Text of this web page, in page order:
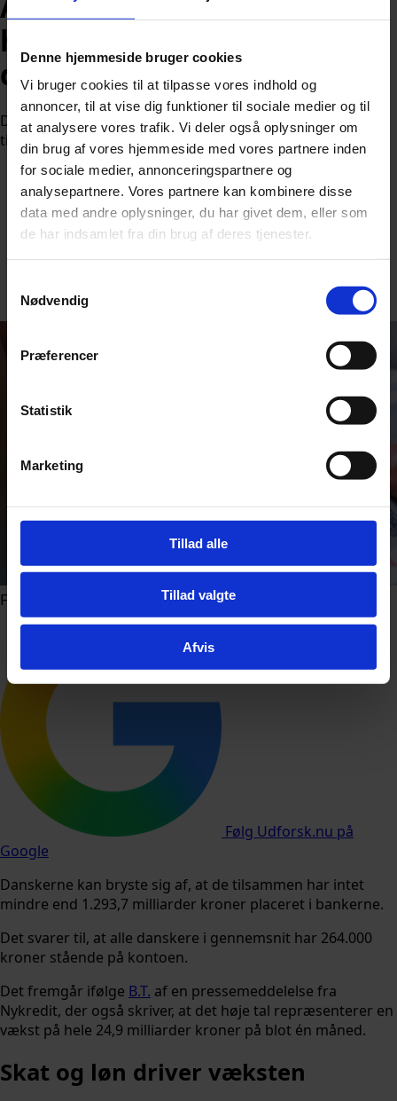
Denne hjemmeside bruger cookies
Vi bruger cookies til at tilpasse vores indhold og
annoncer, til at vise dig funktioner til sociale medier og til
at analysere vores trafik. Vi deler også oplysninger om
din brug af vores hjemmeside med vores partnere inden
for sociale medier, annonceringspartnere og
analysepartnere. Vores partnere kan kombinere disse
data med andre oplysninger, du har givet dem, eller som
de har indsamlet fra din brug af deres tjenester.
Nødvendig
Præferencer
Statistik
Marketing
Tillad alle
Tillad valgte
Afvis
højt: Så mange har
danskerne på kontoen
Danskernes bankindestående når nye højder og især én
ting kan forklare en stor del af den markante stigning.
AfNicolai Ohlsen
Udgivet:
Foto: Shutterstock.com
Følg Udforsk.nu på
Google
Danskerne kan bryste sig af, at de tilsammen har intet
mindre end 1.293,7 milliarder kroner placeret i bankerne.
Det svarer til, at alle danskere i gennemsnit har 264.000
kroner stående på kontoen.
Det fremgår ifølge B.T. af en pressemeddelelse fra
Nykredit, der også skriver, at det høje tal repræsenterer en
vækst på hele 24,9 milliarder kroner på blot én måned.
Skat og løn driver væksten